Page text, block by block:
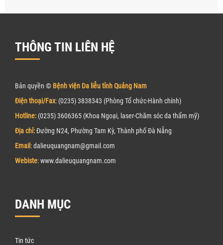
THÔNG TIN LIÊN HỆ
Bản quyền © Bệnh viện Da liễu tỉnh Quảng Nam
Điện thoại/Fax: (0235) 3838343 (Phòng Tổ chức-Hành chính)
Hotline: (0235) 3606365 (Khoa Ngoại, laser-Chăm sóc da thẩm mỹ)
Địa chỉ:Đường N24, Phường Tam Kỳ, Thành phố Đà Nẵng
Email : dalieuquangnam@gmail.com
Webiste: www.dalieuquangnam.com
DANH MỤC
Tin tức